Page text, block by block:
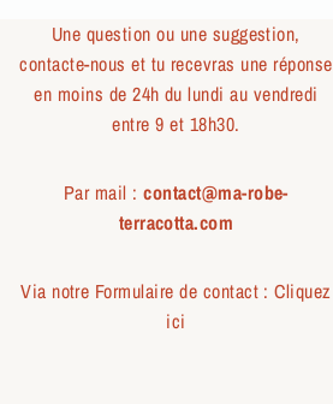
Une question ou une suggestion,
contacte-nous et tu recevras une réponse
en moins de 24h du lundi au vendredi
entre 9 et 18h30.
Par mail :contact@ma-robe-
terracotta.com
Via notre Formulaire de contact :Cliquez
ici